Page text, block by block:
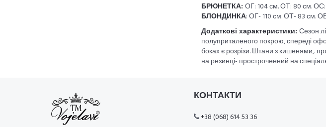
БРЮНЕТКА:ОГ: 104 см. ОТ: 80 см. ОС:
БЛОНДИНКА: ОГ- 110 см. ОТ- 83 см.
Додаткові характеристики:Сезон
полуприталеного покрою, спереді
боках є розрізи. Штани з кишенями,.
на резинці- простроченний на
КОНТАКТИ
+38 (068) 614 53 36